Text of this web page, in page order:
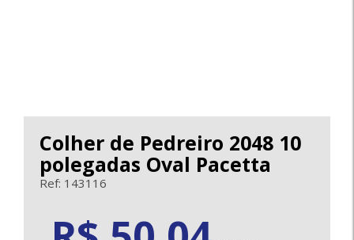
Colher de Pedreiro 2048 10
polegadas Oval Pacetta
Ref: 143116